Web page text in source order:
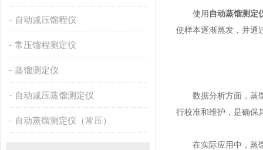
自动减压馏程仪
常压馏程测定仪
蒸馏测定仪
自动减压蒸馏测定仪
自动蒸馏测定仪（常压）
使用 自动蒸馏测定
使样本逐渐蒸发，并通
数据分析方面，蒸馏
行校准和维护，是确保
在实际应用中，蒸馏